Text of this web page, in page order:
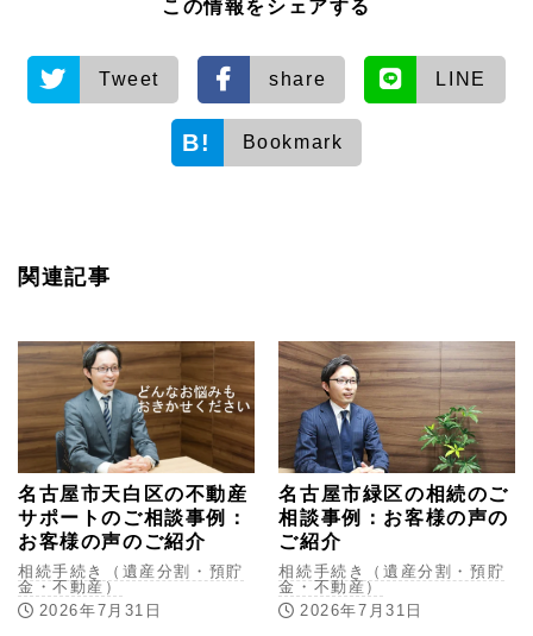
この情報をシェアする
Tweet share LINE
Bookmark
関連記事
名古屋市天白区の不動産
サポートのご相談事例：
お客様の声のご紹介
相続手続き（遺産分割・預貯
金・不動産）
2026年7月31日
名古屋市緑区の相続のご
相談事例：お客様の声の
ご紹介
相続手続き（遺産分割・預貯
金・不動産）
2026年7月31日